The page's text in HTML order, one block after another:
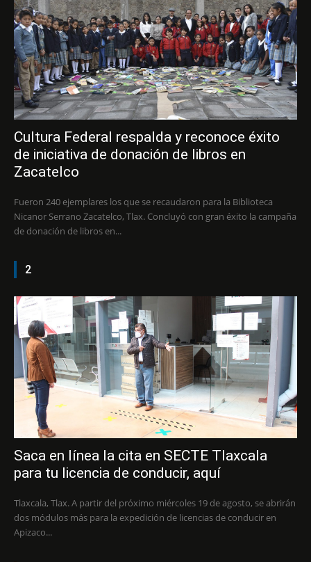
Cultura Federal respalda y reconoce éxito
de iniciativa de donación de libros en
Zacatelco
Fueron 240 ejemplares los que se recaudaron para la Biblioteca
Nicanor Serrano Zacatelco, Tlax. Concluyó con gran éxito la campaña
de donación de libros en...
2
Saca en línea la cita en SECTE Tlaxcala
para tu licencia de conducir, aquí
Tlaxcala, Tlax. A partir del próximo miércoles 19 de agosto, se abrirán
dos módulos más para la expedición de licencias de conducir en
Apizaco...